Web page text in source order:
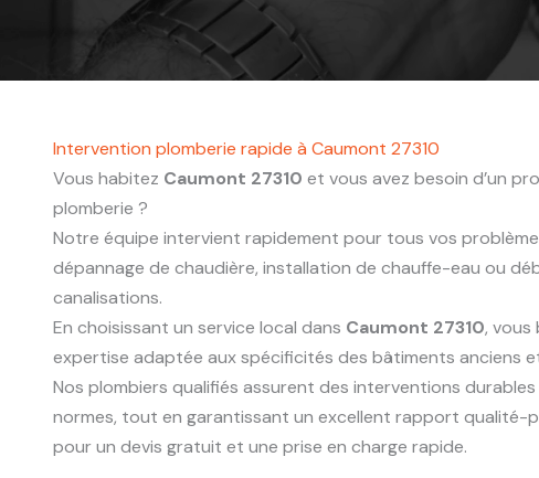
Intervention plomberie rapide à Caumont 27310
Vous habitez Caumont 27310 et vous avez besoin d’un
plomberie ?
Notre équipe intervient rapidement pour tous vos
dépannage de chaudière, installation de chauffe-eau ou
canalisations.
En choisissant un service local dans Caumont 27310, vous
expertise adaptée aux spécificités des bâtiments anciens
Nos plombiers qualifiés assurent des interventions
normes, tout en garantissant un excellent rapport qualité-
pour un devis gratuit et une prise en charge rapide.